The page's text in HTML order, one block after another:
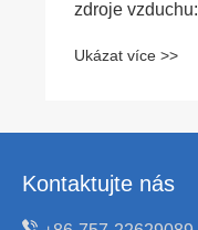
Kontaktujte nás